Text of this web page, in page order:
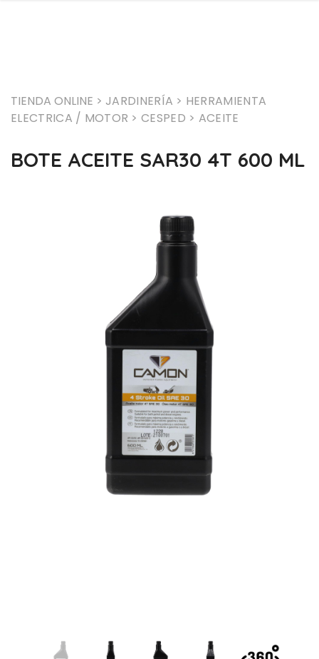
TIENDA ONLINE > JARDINERÍA > HERRAMIENTA
ELECTRICA / MOTOR > CESPED > ACEITE
BOTE ACEITE SAR30 4T 600 ML